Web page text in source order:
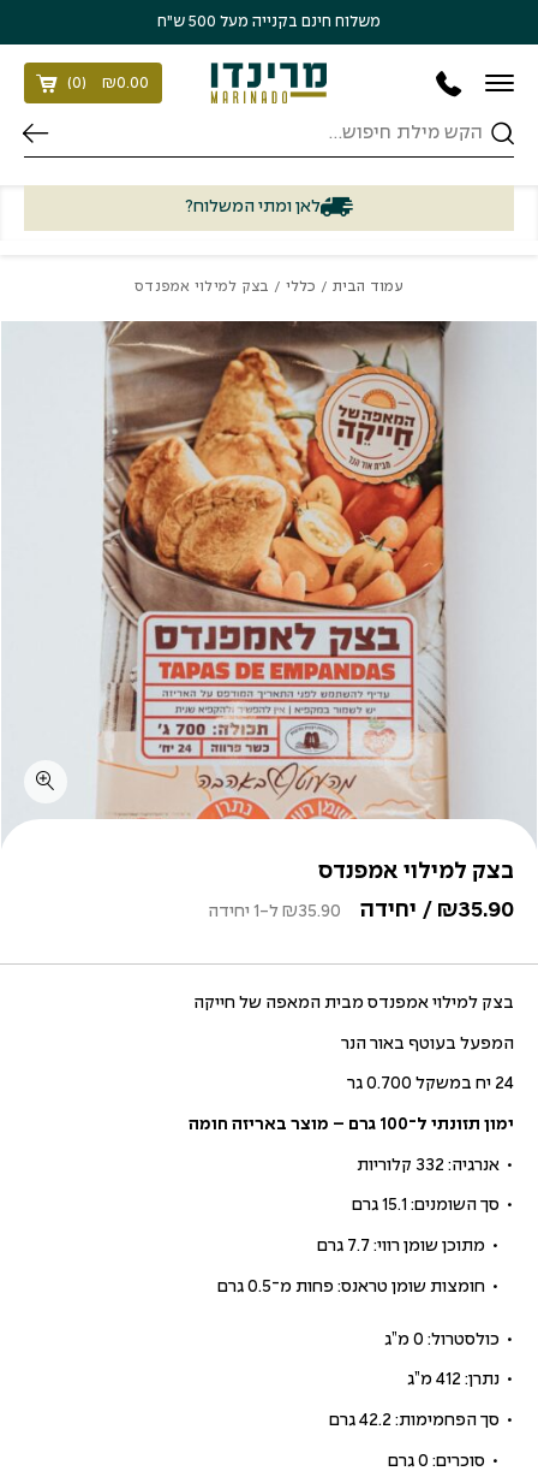
משלוח חינם בקנייה מעל 500 ש״ח
חיפוש
₪0.00
(
0
)
לאן ומתי המשלוח?
עמוד הבית / כללי / בצק למילוי אמפנדס
בצק למילוי אמפנדס
₪35.90 / יחידה ₪35.90 ל-1 יחידה
בצק למילוי אמפנדס מבית המאפה של חייקה
המפעל בעוטף באור הנר
24 יח במשקל 0.700 גר
ימון תזונתי ל־100 גרם – מוצר באריזה חומה
אנרגיה: 332 קלוריות
סך השומנים: 15.1 גרם
מתוכן שומן רווי: 7.7 גרם
חומצות שומן טראנס: פחות מ־0.5 גרם
כולסטרול: 0 מ”ג
נתרן: 412 מ”ג
סך הפחמימות: 42.2 גרם
סוכרים: 0 גרם
כמות בצק למילוי אמפנדס